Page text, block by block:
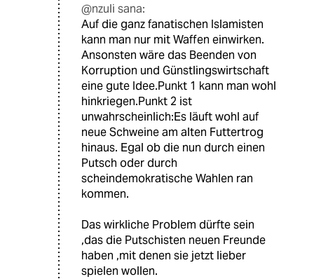
@nzuli sana:
Auf die ganz fanatischen Islamisten
kann man nur mit Waffen einwirken.
Ansonsten wäre das Beenden von
Korruption und Günstlingswirtschaft
eine gute Idee.Punkt 1 kann man wohl
hinkriegen.Punkt 2 ist
unwahrscheinlich:Es läuft wohl auf
neue Schweine am alten Futtertrog
hinaus. Egal ob die nun durch einen
Putsch oder durch
scheindemokratische Wahlen ran
kommen.
Das wirkliche Problem dürfte sein
,das die Putschisten neuen Freunde
haben ,mit denen sie jetzt lieber
spielen wollen.